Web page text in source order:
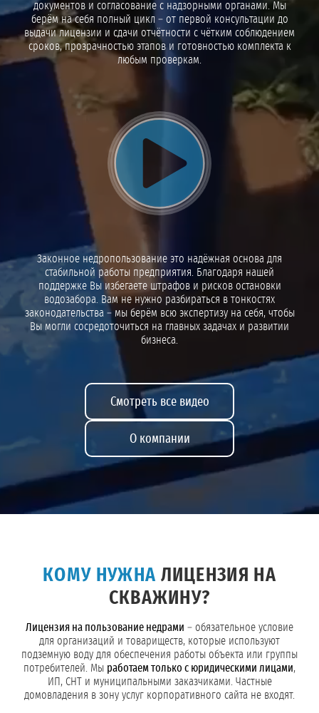
документов и согласование с надзорными органами. Мы
берём на себя полный цикл – от первой консультации до
выдачи лицензии и сдачи отчётности с чётким соблюдением
сроков, прозрачностью этапов и готовностью комплекта к
любым проверкам.
Воспроизвести видео
Законное недропользование это надёжная основа для
стабильной работы предприятия. Благодаря нашей
поддержке Вы избегаете штрафов и рисков остановки
водозабора. Вам не нужно разбираться в тонкостях
законодательства – мы берём всю экспертизу на себя, чтобы
Вы могли сосредоточиться на главных задачах и развитии
бизнеса.
Смотреть все видео
О компании
КОМУ НУЖНА ЛИЦЕНЗИЯ НА
СКВАЖИНУ?
Лицензия на пользование недрами – обязательное условие
для организаций и товариществ, которые используют
подземную воду для обеспечения работы объекта или группы
потребителей. Мы работаем только с юридическими лицами,
ИП, СНТ и муниципальными заказчиками. Частные
домовладения в зону услуг корпоративного сайта не входят.